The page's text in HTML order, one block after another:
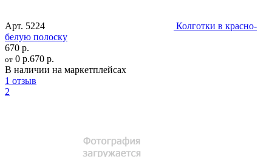
Арт. 5224
Колготки в красно-
белую полоску
670 р.
от 0 р.670 р.
В наличии на маркетплейсах
1 отзыв
2